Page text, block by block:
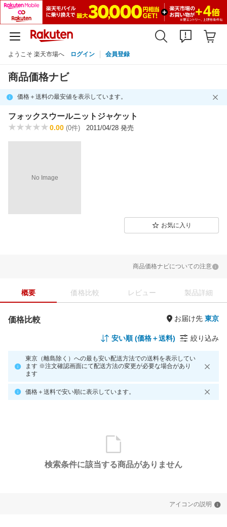
ようこそ 楽天市場へ ログイン 会員登録
商品価格ナビ
価格＋送料の最安値を表示しています。
フォックスウールニットジャケット
0.00 (0件) 2011/04/28 発売
No Image
お気に入り
商品価格ナビについての注意
概要 価格比較 レビュー 製品詳細
価格比較 お届け先
安い順 (価格＋送料) 絞り込み
東京（離島除く）への最も安い配送方法での送料を表示してい
ます ※注文確認画面にて配送方法の変更が必要な場合があり
ます
価格＋送料で安い順に表示しています。
検索条件に該当する商品がありません
アイコンの説明